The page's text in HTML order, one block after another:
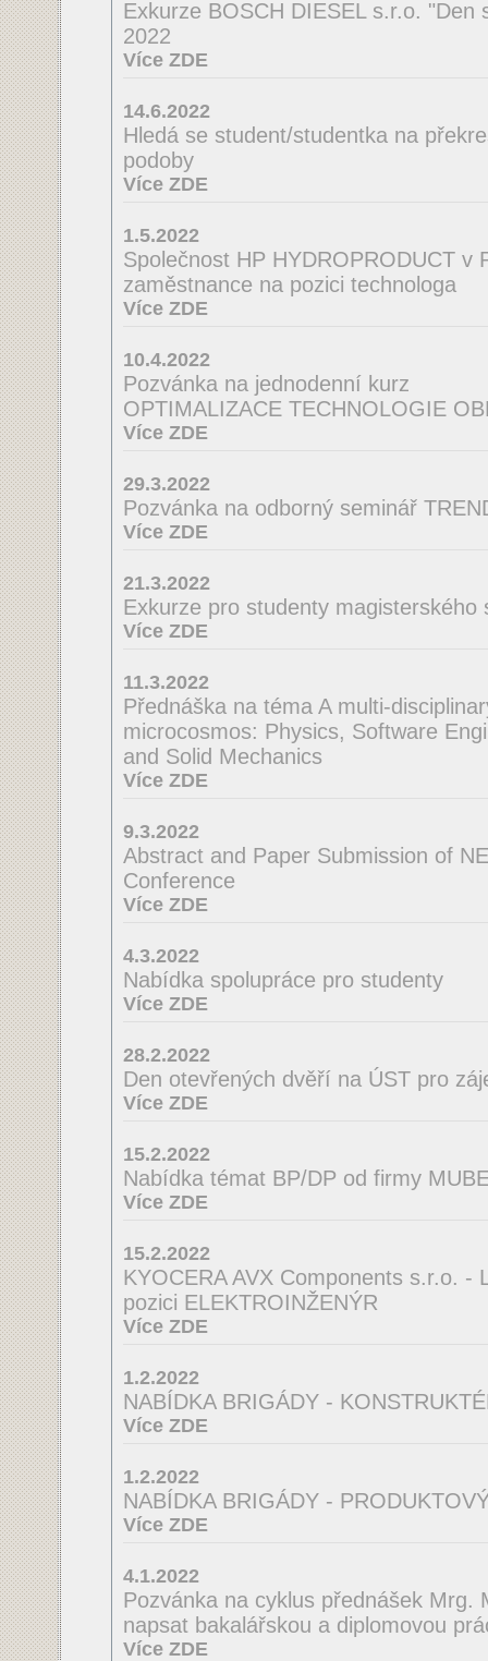
Exkurze BOSCH DIESEL s.r.o. "Den
2022
Více ZDE
14.6.2022
Hledá se student/studentka na
podoby
Více ZDE
1.5.2022
Společnost HP HYDROPRODUCT v
zaměstnance na pozici technologa
Více ZDE
10.4.2022
Pozvánka na jednodenní kurz
OPTIMALIZACE TECHNOLOGIE
Více ZDE
29.3.2022
Pozvánka na odborný seminář
Více ZDE
21.3.2022
Exkurze pro studenty magisterského
Více ZDE
11.3.2022
Přednáška na téma A multi-
microcosmos: Physics, Software
and Solid Mechanics
Více ZDE
9.3.2022
Abstract and Paper Submission of
Conference
Více ZDE
4.3.2022
Nabídka spolupráce pro studenty
Více ZDE
28.2.2022
Den otevřených dvěří na ÚST pro
Více ZDE
15.2.2022
Nabídka témat BP/DP od firmy
Více ZDE
15.2.2022
KYOCERA AVX Components s.r.o.
pozici ELEKTROINŽENÝR
Více ZDE
1.2.2022
NABÍDKA BRIGÁDY -
Více ZDE
1.2.2022
NABÍDKA BRIGÁDY -
Více ZDE
4.1.2022
Pozvánka na cyklus přednášek Mrg.
napsat bakalářskou a diplomovou
Více ZDE